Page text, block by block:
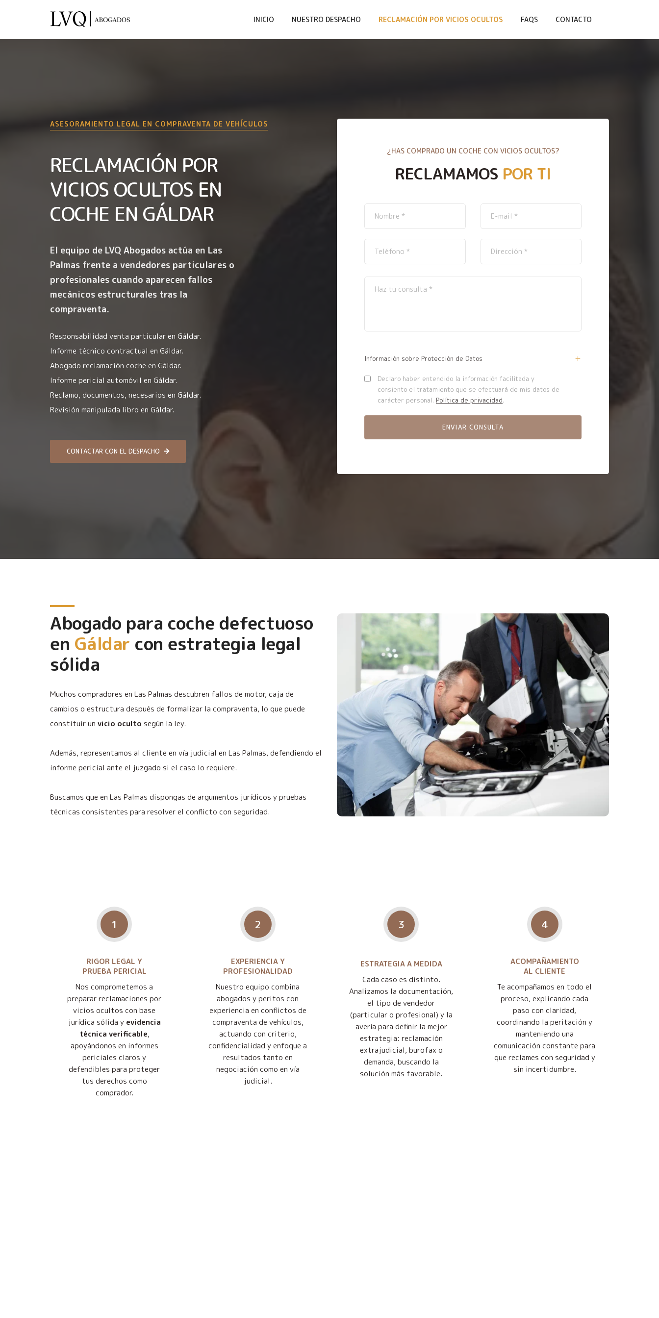
INICIO NUESTRO DESPACHO RECLAMACIÓN POR VICIOS OCULTOS FAQS CONTACTO
ASESORAMIENTO LEGAL EN COMPRAVENTA DE VEHÍCULOS
RECLAMACIÓN POR
VICIOS OCULTOS EN
COCHE EN GÁLDAR
El equipo de LVQ Abogados actúa en Las
Palmas frente a vendedores particulares o
profesionales cuando aparecen fallos
mecánicos estructurales tras la
compraventa.
Responsabilidad venta particular en Gáldar.
Informe técnico contractual en Gáldar.
Abogado reclamación coche en Gáldar.
Informe pericial automóvil en Gáldar.
Reclamo, documentos, necesarios en Gáldar.
Revisión manipulada libro en Gáldar.
CONTACTAR CON EL DESPACHO
¿HAS COMPRADO UN COCHE CON VICIOS OCULTOS?
RECLAMAMOS POR TI
Información sobre Protección de Datos
Declaro haber entendido la información facilitada y
consiento el tratamiento que se efectuará de mis datos de
carácter personal. Política de privacidad.
Abogado para coche defectuoso
en Gáldar con estrategia legal
sólida
Muchos compradores en Las Palmas descubren fallos de motor, caja de
cambios o estructura después de formalizar la compraventa, lo que puede
constituir un vicio oculto según la ley.
Además, representamos al cliente en vía judicial en Las Palmas, defendiendo el
informe pericial ante el juzgado si el caso lo requiere.
Buscamos que en Las Palmas dispongas de argumentos jurídicos y pruebas
técnicas consistentes para resolver el conflicto con seguridad.
1
RIGOR LEGAL Y
PRUEBA PERICIAL
Nos comprometemos a
preparar reclamaciones por
vicios ocultos con base
jurídica sólida y evidencia
técnica verificable,
apoyándonos en informes
periciales claros y
defendibles para proteger
tus derechos como
comprador.
2
EXPERIENCIA Y
PROFESIONALIDAD
Nuestro equipo combina
abogados y peritos con
experiencia en conflictos de
compraventa de vehículos,
actuando con criterio,
confidencialidad y enfoque a
resultados tanto en
negociación como en vía
judicial.
3
ESTRATEGIA A MEDIDA
Cada caso es distinto.
Analizamos la documentación,
el tipo de vendedor
(particular o profesional) y la
avería para definir la mejor
estrategia: reclamación
extrajudicial, burofax o
demanda, buscando la
solución más favorable.
4
ACOMPAÑAMIENTO
AL CLIENTE
Te acompañamos en todo el
proceso, explicando cada
paso con claridad,
coordinando la peritación y
manteniendo una
comunicación constante para
que reclames con seguridad y
sin incertidumbre.